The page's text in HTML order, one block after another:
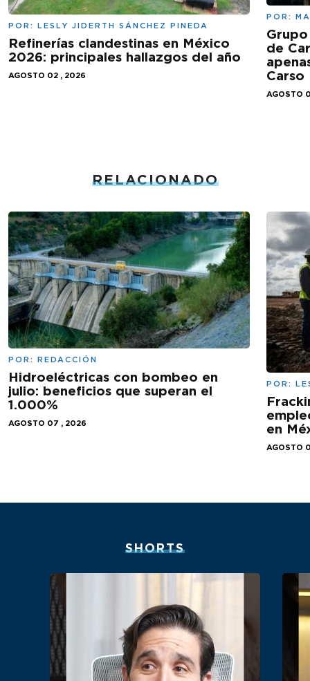
POR: LESLY JIDERTH SÁNCHEZ PINEDA
Refinerías clandestinas en México
2026: principales hallazgos del año
AGOSTO 02 , 2026
POR:
de
Carso
AGOSTO
RELACIONADO
POR: REDACCIÓN
Hidroeléctricas con bombeo en
julio: beneficios que superan el
1.000%
AGOSTO 07 , 2026
POR:
en
AGOSTO
SHORTS